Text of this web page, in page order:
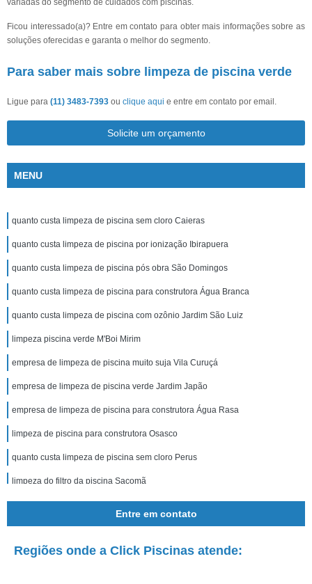
variadas do segmento de cuidados com piscinas.
Ficou interessado(a)? Entre em contato para obter mais informações sobre as
soluções oferecidas e garanta o melhor do segmento.
Para saber mais sobre limpeza de piscina verde
Ligue para (11) 3483-7393 ou clique aqui e entre em contato por email.
Solicite um orçamento
MENU
quanto custa limpeza de piscina sem cloro Caieras
quanto custa limpeza de piscina por ionização Ibirapuera
quanto custa limpeza de piscina pós obra São Domingos
quanto custa limpeza de piscina para construtora Água Branca
quanto custa limpeza de piscina com ozônio Jardim São Luiz
limpeza piscina verde M'Boi Mirim
empresa de limpeza de piscina muito suja Vila Curuçá
empresa de limpeza de piscina verde Jardim Japão
empresa de limpeza de piscina para construtora Água Rasa
limpeza de piscina para construtora Osasco
quanto custa limpeza de piscina sem cloro Perus
limpeza do filtro da piscina Sacomã
quanto custa limpeza piscina verde MUTINGA
quanto custa limpeza de piscina água verde Jardim Bonfiglioli
Entre em contato
Regiões onde a Click Piscinas atende: